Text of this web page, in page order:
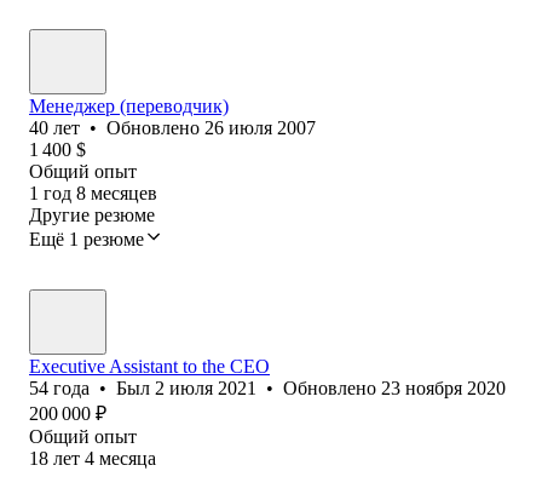
Менеджер (переводчик)
40 лет • Обновлено 26 июля 2007
1 400 $
Общий опыт
1 год 8 месяцев
Другие резюме
Ещё 1 резюме
Executive Assistant to the CEO
54 года • Был 2 июля 2021 • Обновлено 23 ноября 2020
200 000 ₽
Общий опыт
18 лет 4 месяца